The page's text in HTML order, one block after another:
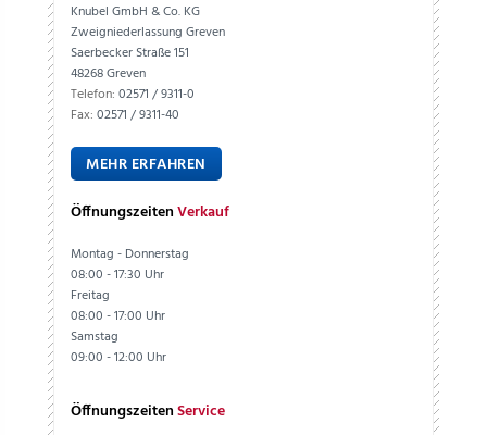
Knubel GmbH & Co. KG
Zweigniederlassung Greven
Saerbecker Straße 151
48268 Greven
Telefon: 02571 / 9311-0
Fax: 02571 / 9311-40
MEHR ERFAHREN
ÖffnungszeitenVerkauf
Montag - Donnerstag
08:00 - 17:30 Uhr
Freitag
08:00 - 17:00 Uhr
Samstag
09:00 - 12:00 Uhr
ÖffnungszeitenService